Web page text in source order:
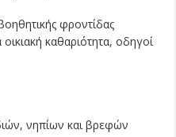
φροντίδας
οικιακή καθαριότητα, οδηγοί
νηπίων και βρεφών